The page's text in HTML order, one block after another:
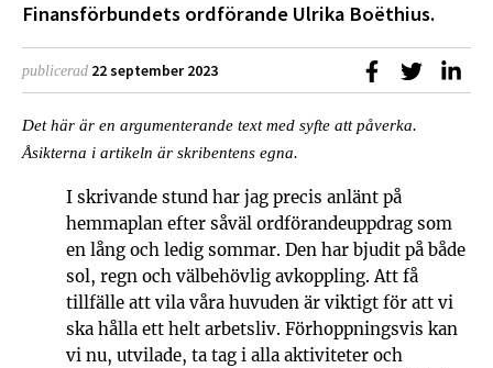
Finansförbundets ordförande Ulrika Boëthius.
publicerad 22 september 2023 Dela påDela på
Det här är en argumenterande text med syfte att påverka.
Åsikterna i artikeln är skribentens egna.
I skrivande stund har jag precis anlänt på
hemmaplan efter såväl ordförandeuppdrag som
en lång och ledig sommar. Den har bjudit på både
sol, regn och välbehövlig avkoppling. Att få
tillfälle att vila våra huvuden är viktigt för att vi
ska hålla ett helt arbetsliv. Förhoppningsvis kan
vi nu, utvilade, ta tag i alla aktiviteter och